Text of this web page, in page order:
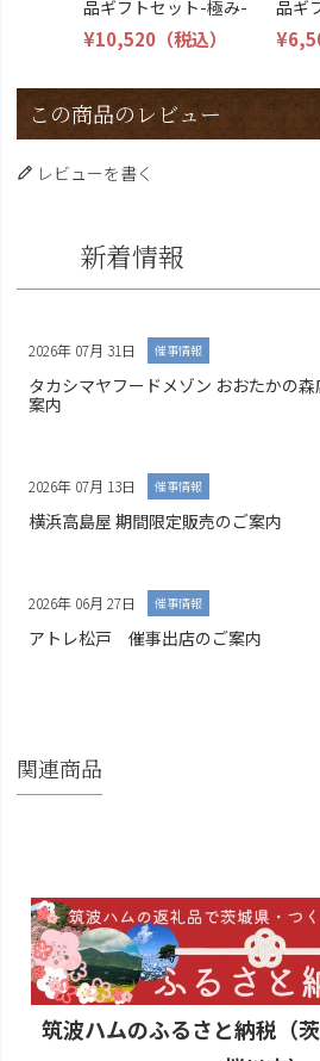
品ギフトセット-極み-
¥10,520 （税込）
品ギ
この商品のレビュー
レビューを書く
新着情報
2026年 07月 31日 催事情報
タカシマヤフードメゾン おおたかの
案内
2026年 07月 13日 催事情報
横浜高島屋 期間限定販売のご案内
2026年 06月 27日 催事情報
アトレ松戸 催事出店のご案内
関連商品
筑波ハムのふるさと納税（